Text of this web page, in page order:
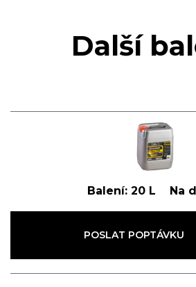
Další
Balení: 20 L Na
POSLAT POPTÁVKU